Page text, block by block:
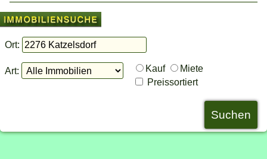
Ort:
Art: Kauf
Miete
Preissortiert